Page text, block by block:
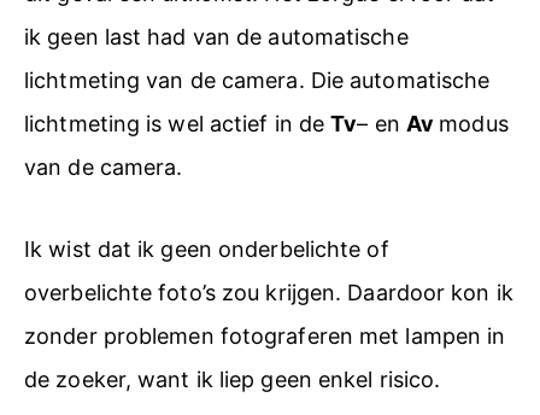
ik geen last had van de automatische
lichtmeting van de camera. Die automatische
lichtmeting is wel actief in deTv– en Av modus
van de camera.
Ik wist dat ik geen onderbelichte of
overbelichte foto’s zou krijgen. Daardoor kon ik
zonder problemen fotograferen met lampen in
de zoeker, want ik liep geen enkel risico.